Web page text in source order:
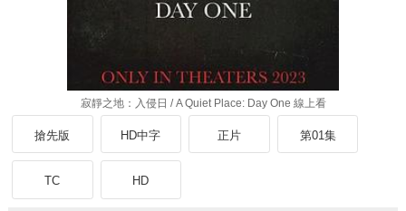
寂靜之地：入侵日 / A Quiet Place: Day One 線上看
搶先版 HD中字 正片 第01集
TC HD